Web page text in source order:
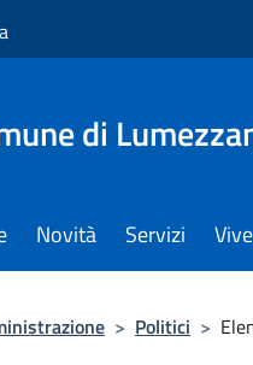
di
Novità Servizi
> Politici >